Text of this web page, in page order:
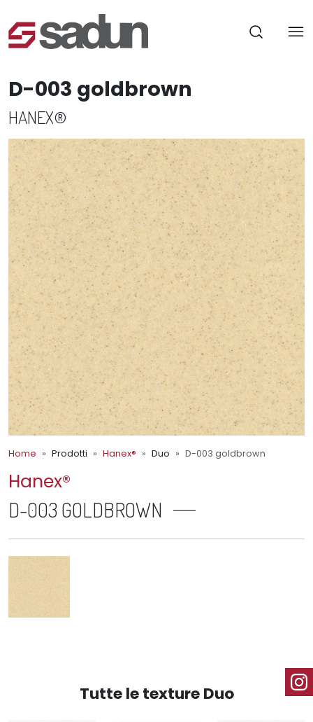
D-003 goldbrown
HANEX®
Home Prodotti Hanex® Duo D-003 goldbrown
Hanex®
D-003 GOLDBROWN
Tutte le texture Duo